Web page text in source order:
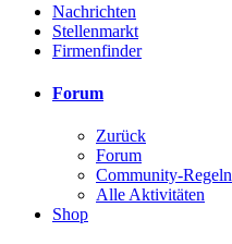
Nachrichten
Stellenmarkt
Firmenfinder
Forum
Zurück
Forum
Community-Regeln
Alle Aktivitäten
Shop